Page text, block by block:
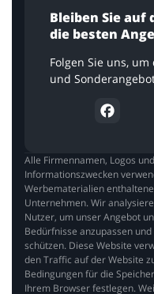
Bleiben Sie auf
die besten
Folgen Sie uns,
und
Alle Firmennamen, Logos
Informationszwecken
Werbematerialien
Unternehmen. Wir
Nutzer, um unser Angebot
Bedürfnisse anzupassen
schützen. Diese Website
den Traffic auf der Website
Bedingungen für die
Ihrem Browser festlegen.